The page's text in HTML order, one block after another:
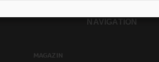
NAVIGATION
MAGAZIN